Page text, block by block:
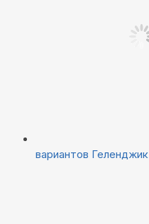
вариантов Геленджик